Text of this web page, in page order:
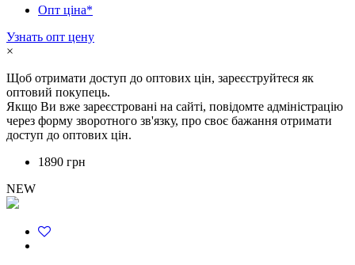
Опт ціна*
Узнать опт цену
×
Щоб отримати доступ до оптових цін, зареєструйтеся як
оптовий покупець.
Якщо Ви вже зареєстровані на сайті, повідомте адміністрацію
через форму зворотного зв'язку, про своє бажання отримати
доступ до оптових цін.
1890 грн
NEW